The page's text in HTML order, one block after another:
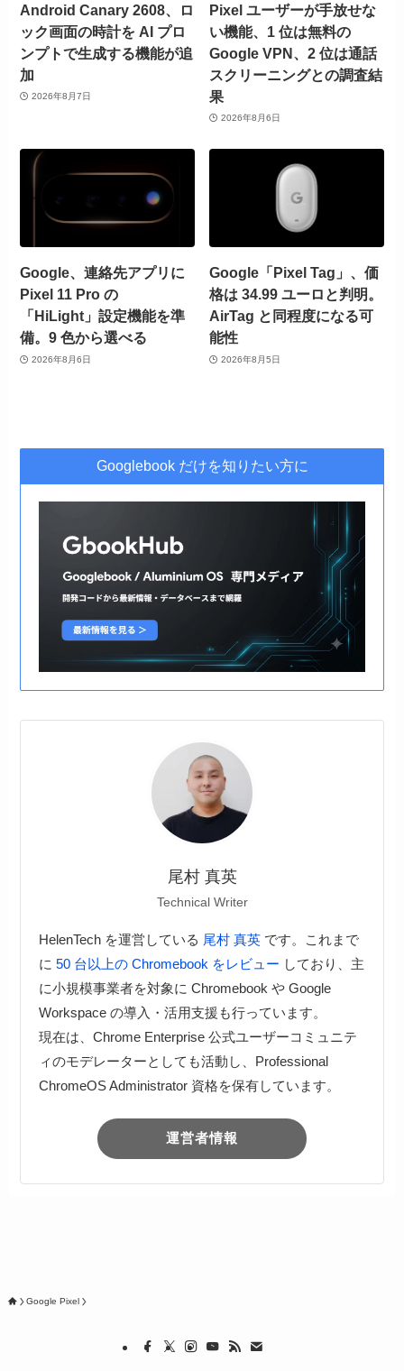
Android Canary 2608、ロ
ック画面の時計を AI プロ
ンプトで生成する機能が追
加
2026年8月7日
Pixel ユーザーが手放せな
い機能、1 位は無料の
Google VPN、2 位は通話
スクリーニングとの調査結
果
2026年8月6日
Google、連絡先アプリに
Pixel 11 Pro の
「HiLight」設定機能を準
備。9 色から選べる
2026年8月6日
Google「Pixel Tag」、価
格は 34.99 ユーロと判明。
AirTag と同程度になる可
能性
2026年8月5日
Googlebook だけを知りたい方に
尾村 真英
Technical Writer
HelenTech を運営している 尾村 真英です。これまで
に 50 台以上の Chromebook をレビュー しており、主
に小規模事業者を対象に Chromebook や Google
Workspace の導入・活用支援も行っています。
現在は、Chrome Enterprise 公式ユーザーコミュニテ
ィのモデレーターとしても活動し、Professional
ChromeOS Administrator 資格を保有しています。
運営者情報
Google Pixel